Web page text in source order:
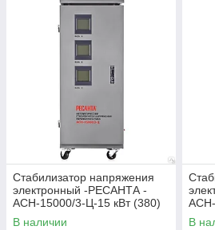
Стабилизатор напряжения
электронный -РЕСАНТА -
АСН-15000/3-Ц-15 кВт (380)
В наличии
АСН-
В